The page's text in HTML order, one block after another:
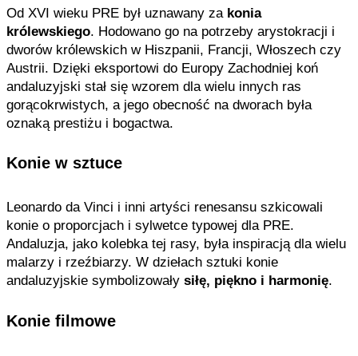
Od XVI wieku PRE był uznawany za konia
królewskiego. Hodowano go na potrzeby arystokracji i
dworów królewskich w Hiszpanii, Francji, Włoszech czy
Austrii. Dzięki eksportowi do Europy Zachodniej koń
andaluzyjski stał się wzorem dla wielu innych ras
gorącokrwistych, a jego obecność na dworach była
oznaką prestiżu i bogactwa.
Konie w sztuce
Leonardo da Vinci i inni artyści renesansu szkicowali
konie o proporcjach i sylwetce typowej dla PRE.
Andaluzja, jako kolebka tej rasy, była inspiracją dla wielu
malarzy i rzeźbiarzy. W dziełach sztuki konie
andaluzyjskie symbolizowały siłę, piękno i harmonię.
Konie filmowe